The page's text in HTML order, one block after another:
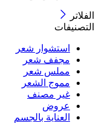
الفلاتر
التصنيفات
استشوار شعر
مجفف شعر
مملس شعر
مموج الشعر
غير مصنف
عروض
العناية بالجسم